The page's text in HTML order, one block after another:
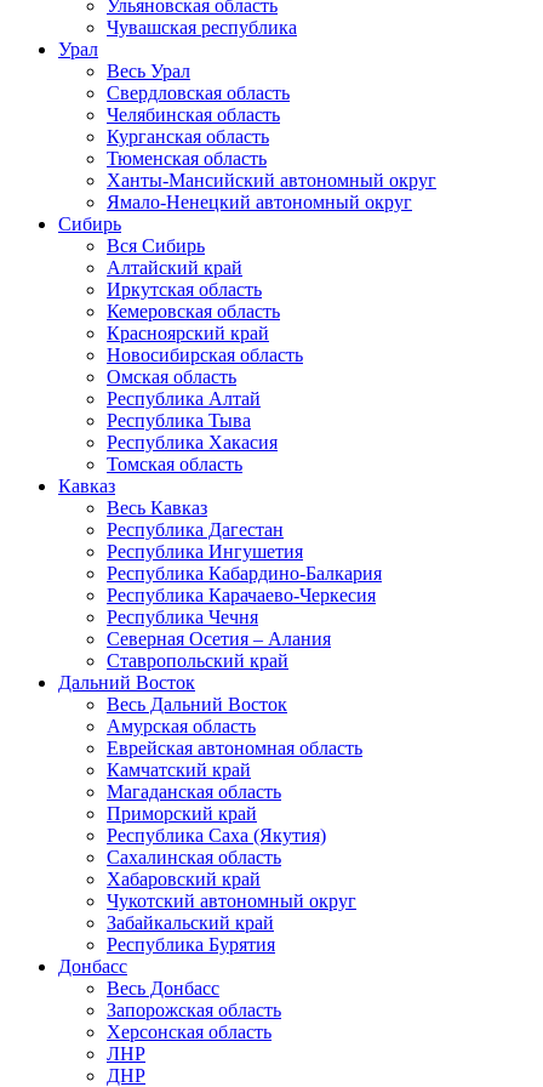
Ульяновская область
Чувашская республика
Урал
Весь Урал
Свердловская область
Челябинская область
Курганская область
Тюменская область
Ханты-Мансийский автономный округ
Ямало-Ненецкий автономный округ
Сибирь
Вся Сибирь
Алтайский край
Иркутская область
Кемеровская область
Красноярский край
Новосибирская область
Омская область
Республика Алтай
Республика Тыва
Республика Хакасия
Томская область
Кавказ
Весь Кавказ
Республика Дагестан
Республика Ингушетия
Республика Кабардино-Балкария
Республика Карачаево-Черкесия
Республика Чечня
Северная Осетия – Алания
Ставропольский край
Дальний Восток
Весь Дальний Восток
Амурская область
Еврейская автономная область
Камчатский край
Магаданская область
Приморский край
Республика Саха (Якутия)
Сахалинская область
Хабаровский край
Чукотский автономный округ
Забайкальский край
Республика Бурятия
Донбасс
Весь Донбасс
Запорожская область
Херсонская область
ЛНР
ДНР